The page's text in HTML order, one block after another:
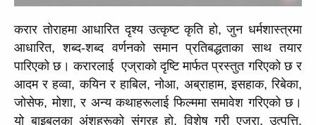
करार तोराहमा आधारित दृश्य उत्कृष्ट कृति हो, जुन धर्मशास्त्रमा
आधारित, शब्द-शब्द वर्णनको समान प्रतिबद्धताका साथ तयार
पारिएको छ। करारलाई  एज्राको दृष्टि मार्फत प्रस्तुत गरिएको छ र
आदम र हव्वा, कयिन र हाबिल, नोआ, अब्राहाम, इसहाक, रिबेका,
जोसेफ, मोशा, र अन्य कथाहरूलाई फिल्ममा समावेश गरिएको छ।
यो बाइबलका अंशहरूको संग्रह हो, विशेष गरी एज्रा, उत्पत्ति,